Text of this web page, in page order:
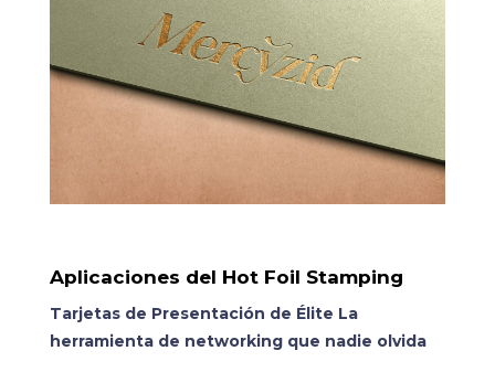
Aplicaciones del Hot Foil Stamping
Tarjetas de Presentación de Élite La
herramienta de networking que nadie olvida